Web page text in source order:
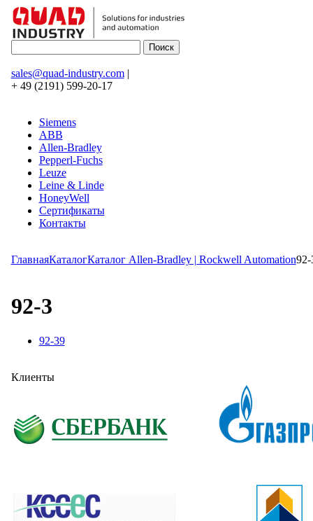
sales@quad-industry.com|
+ 49 (2191) 599-20-17
Siemens
ABB
Allen-Bradley
Pepperl-Fuchs
Leuze
Leine & Linde
HoneyWell
Сертификаты
Контакты
ГлавнаяКаталогКаталог Allen-Bradley | Rockwell Automation92-
92-3
92-39
Клиенты